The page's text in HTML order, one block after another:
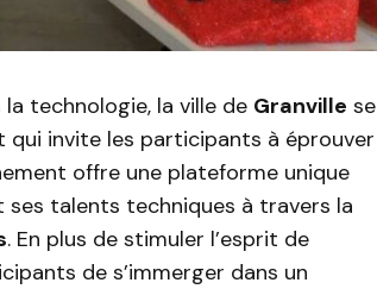
technologie, la ville de Granville se
qui invite les participants à éprouver
offre une plateforme unique
talents techniques à travers la
. En plus de stimuler l’esprit de
de s’immerger dans un